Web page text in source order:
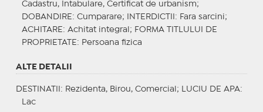
Cadastru, Intabulare, Certificat de urbanism;
DOBANDIRE : Cumparare; INTERDICTII : Fara sarcini;
ACHITARE : Achitat integral; FORMA TITLULUI DE
PROPRIETATE : Persoana fizica
ALTE DETALII
DESTINATII : Rezidenta, Birou, Comercial; LUCIU DE APA:
Lac